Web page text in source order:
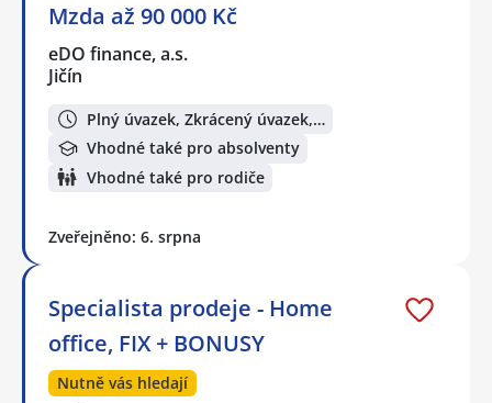
Mzda až 90 000 Kč
eDO finance, a.s.
Jičín
Plný úvazek, Zkrácený úvazek,…
Vhodné také pro absolventy
Vhodné také pro rodiče
Zveřejněno: 6. srpna
Specialista prodeje - Home
office, FIX + BONUSY
Nutně vás hledají